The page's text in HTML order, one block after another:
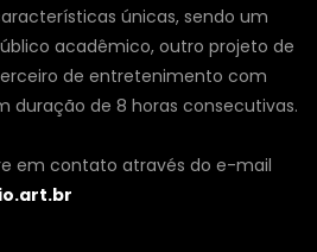
únicas, sendo um
acadêmico, outro projeto de
de entretenimento com
duração de 8 horas consecutivas.
em contato através do e-mail